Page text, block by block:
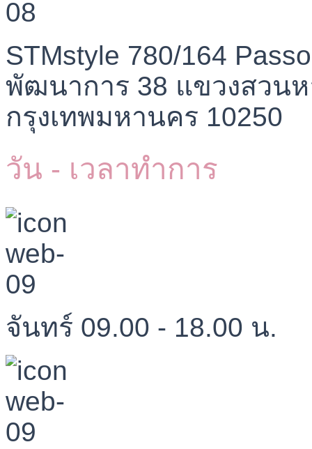
STMstyle 780/164
พัฒนาการ 38 แขวงสวน
กรุงเทพมหานคร 10250
วัน - เวลาทำการ
จันทร์ 09.00 - 18.00 น.